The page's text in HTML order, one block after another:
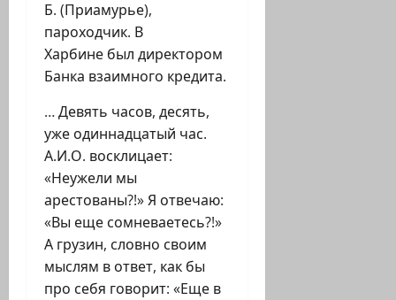
Б. (Приамурье),
пароходчик. В
Харбине был директором
Банка взаимного кредита.
… Девять часов, десять,
уже одиннадцатый час.
А.И.О. восклицает:
«Неужели мы
арестованы?!» Я отвечаю:
«Вы еще сомневаетесь?!»
А грузин, словно своим
мыслям в ответ, как бы
про себя говорит: «Еще в